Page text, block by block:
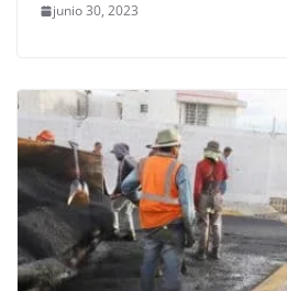
junio 30, 2023